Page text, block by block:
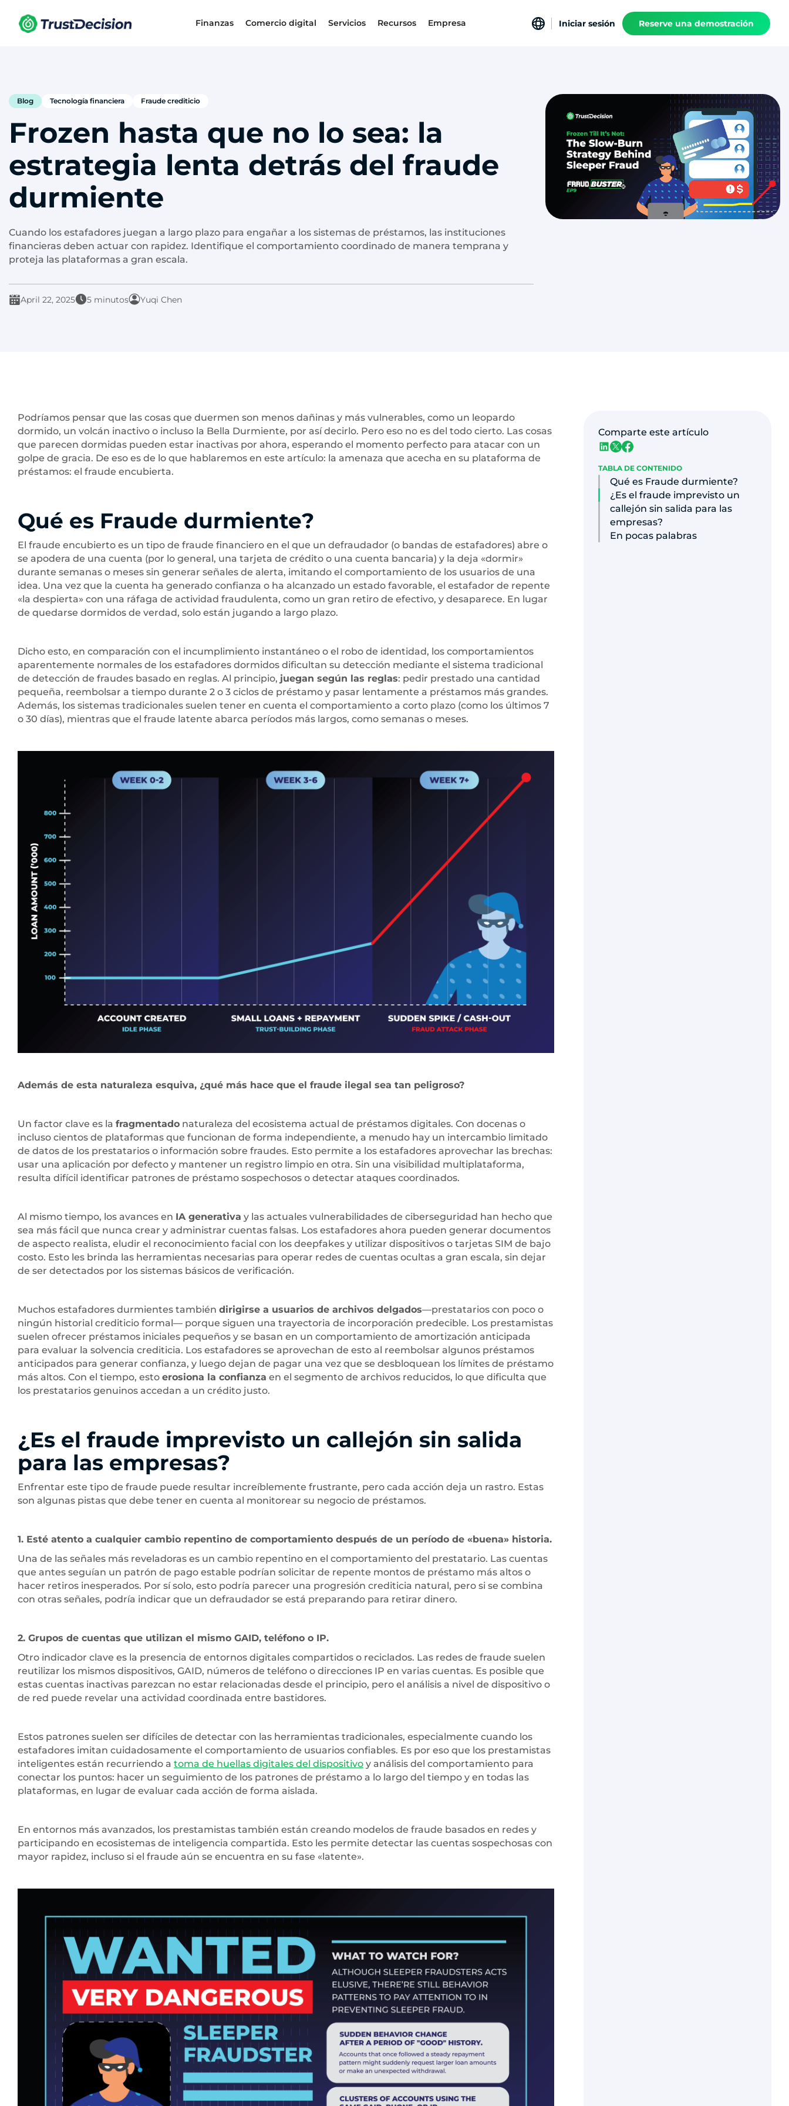
Finanzas Comercio digital Servicios Recursos Empresa Iniciar sesión Reserve una demostración
Blog Tecnología financiera Fraude crediticio
Frozen hasta que no lo sea: la
estrategia lenta detrás del fraude
durmiente
Cuando los estafadores juegan a largo plazo para engañar a los sistemas de préstamos, las instituciones
financieras deben actuar con rapidez. Identifique el comportamiento coordinado de manera temprana y
proteja las plataformas a gran escala.
April 22, 2025 5 minutos Yuqi Chen
Podríamos pensar que las cosas que duermen son menos dañinas y más vulnerables, como un leopardo
dormido, un volcán inactivo o incluso la Bella Durmiente, por así decirlo. Pero eso no es del todo cierto. Las cosas
que parecen dormidas pueden estar inactivas por ahora, esperando el momento perfecto para atacar con un
golpe de gracia. De eso es de lo que hablaremos en este artículo: la amenaza que acecha en su plataforma de
préstamos: el fraude encubierta.
Qué es Fraude durmiente?
El fraude encubierto es un tipo de fraude financiero en el que un defraudador (o bandas de estafadores) abre o
se apodera de una cuenta (por lo general, una tarjeta de crédito o una cuenta bancaria) y la deja «dormir»
durante semanas o meses sin generar señales de alerta, imitando el comportamiento de los usuarios de una
idea. Una vez que la cuenta ha generado confianza o ha alcanzado un estado favorable, el estafador de repente
«la despierta» con una ráfaga de actividad fraudulenta, como un gran retiro de efectivo, y desaparece. En lugar
de quedarse dormidos de verdad, solo están jugando a largo plazo.
Dicho esto, en comparación con el incumplimiento instantáneo o el robo de identidad, los comportamientos
aparentemente normales de los estafadores dormidos dificultan su detección mediante el sistema tradicional
de detección de fraudes basado en reglas. Al principio, juegan según las reglas: pedir prestado una cantidad
pequeña, reembolsar a tiempo durante 2 o 3 ciclos de préstamo y pasar lentamente a préstamos más grandes.
Además, los sistemas tradicionales suelen tener en cuenta el comportamiento a corto plazo (como los últimos 7
o 30 días), mientras que el fraude latente abarca períodos más largos, como semanas o meses.
Además de esta naturaleza esquiva, ¿qué más hace que el fraude ilegal sea tan peligroso?
Un factor clave es la fragmentado naturaleza del ecosistema actual de préstamos digitales. Con docenas o
incluso cientos de plataformas que funcionan de forma independiente, a menudo hay un intercambio limitado
de datos de los prestatarios o información sobre fraudes. Esto permite a los estafadores aprovechar las brechas:
usar una aplicación por defecto y mantener un registro limpio en otra. Sin una visibilidad multiplataforma,
resulta difícil identificar patrones de préstamo sospechosos o detectar ataques coordinados.
Al mismo tiempo, los avances en IA generativa y las actuales vulnerabilidades de ciberseguridad han hecho que
sea más fácil que nunca crear y administrar cuentas falsas. Los estafadores ahora pueden generar documentos
de aspecto realista, eludir el reconocimiento facial con los deepfakes y utilizar dispositivos o tarjetas SIM de bajo
costo. Esto les brinda las herramientas necesarias para operar redes de cuentas ocultas a gran escala, sin dejar
de ser detectados por los sistemas básicos de verificación.
Muchos estafadores durmientes también dirigirse a usuarios de archivos delgados—prestatarios con poco o
ningún historial crediticio formal— porque siguen una trayectoria de incorporación predecible. Los prestamistas
suelen ofrecer préstamos iniciales pequeños y se basan en un comportamiento de amortización anticipada
para evaluar la solvencia crediticia. Los estafadores se aprovechan de esto al reembolsar algunos préstamos
anticipados para generar confianza, y luego dejan de pagar una vez que se desbloquean los límites de préstamo
más altos. Con el tiempo, esto erosiona la confianza en el segmento de archivos reducidos, lo que dificulta que
los prestatarios genuinos accedan a un crédito justo.
¿Es el fraude imprevisto un callejón sin salida
para las empresas?
Enfrentar este tipo de fraude puede resultar increíblemente frustrante, pero cada acción deja un rastro. Estas
son algunas pistas que debe tener en cuenta al monitorear su negocio de préstamos.
1. Esté atento a cualquier cambio repentino de comportamiento después de un período de «buena» historia.
Una de las señales más reveladoras es un cambio repentino en el comportamiento del prestatario. Las cuentas
que antes seguían un patrón de pago estable podrían solicitar de repente montos de préstamo más altos o
hacer retiros inesperados. Por sí solo, esto podría parecer una progresión crediticia natural, pero si se combina
con otras señales, podría indicar que un defraudador se está preparando para retirar dinero.
2. Grupos de cuentas que utilizan el mismo GAID, teléfono o IP.
Otro indicador clave es la presencia de entornos digitales compartidos o reciclados. Las redes de fraude suelen
reutilizar los mismos dispositivos, GAID, números de teléfono o direcciones IP en varias cuentas. Es posible que
estas cuentas inactivas parezcan no estar relacionadas desde el principio, pero el análisis a nivel de dispositivo o
de red puede revelar una actividad coordinada entre bastidores.
Estos patrones suelen ser difíciles de detectar con las herramientas tradicionales, especialmente cuando los
estafadores imitan cuidadosamente el comportamiento de usuarios confiables. Es por eso que los prestamistas
inteligentes están recurriendo a toma de huellas digitales del dispositivo y análisis del comportamiento para
conectar los puntos: hacer un seguimiento de los patrones de préstamo a lo largo del tiempo y en todas las
plataformas, en lugar de evaluar cada acción de forma aislada.
En entornos más avanzados, los prestamistas también están creando modelos de fraude basados en redes y
participando en ecosistemas de inteligencia compartida. Esto les permite detectar las cuentas sospechosas con
mayor rapidez, incluso si el fraude aún se encuentra en su fase «latente».
Comparte este artículo
TABLA DE CONTENIDO
Qué es Fraude durmiente?
¿Es el fraude imprevisto un
callejón sin salida para las
empresas?
En pocas palabras